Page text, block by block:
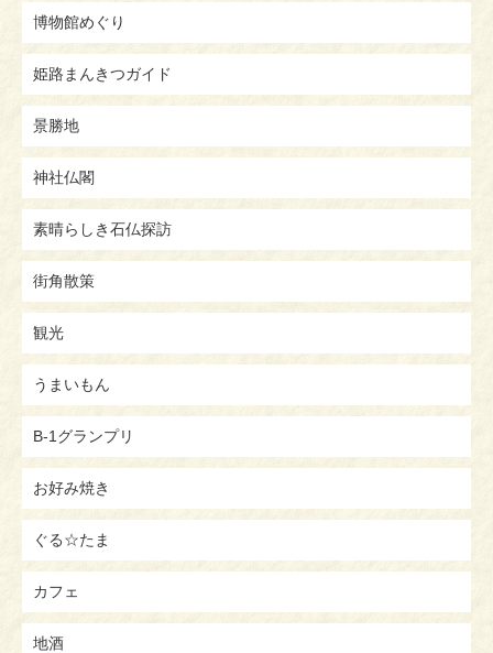
博物館めぐり
姫路まんきつガイド
景勝地
神社仏閣
素晴らしき石仏探訪
街角散策
観光
うまいもん
B-1グランプリ
お好み焼き
ぐる☆たま
カフェ
地酒